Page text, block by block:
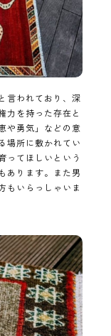
言われており、深
力を持った存在と
や勇気」などの意
場所に敷かれてい
ってほしいという
あります。また男
もいらっしゃいま